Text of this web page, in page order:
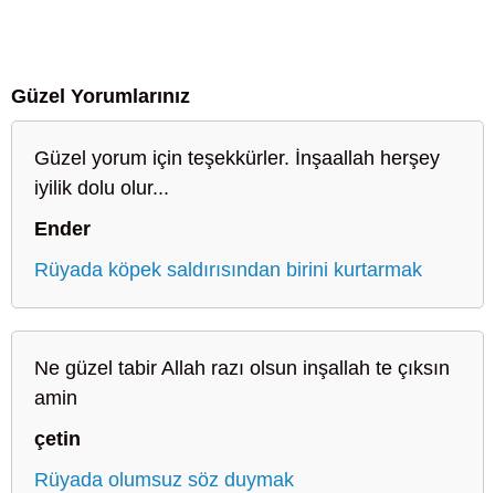
Güzel Yorumlarınız
Güzel yorum için teşekkürler. İnşaallah herşey
iyilik dolu olur...
Ender
Rüyada köpek saldırısından birini kurtarmak
Ne güzel tabir Allah razı olsun inşallah te çıksın
amin
çetin
Rüyada olumsuz söz duymak